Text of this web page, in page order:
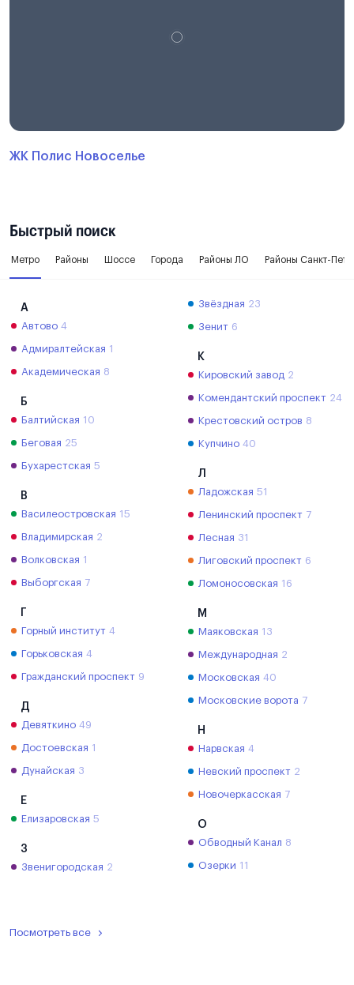
ЖК Полис Новоселье
Быстрый поиск
Метро Районы Шоссе Города Районы ЛО Районы Санкт-
А
Автово 4
Адмиралтейская 1
Академическая 8
Б
Балтийская 10
Беговая 25
Бухарестская 5
В
Василеостровская 15
Владимирская 2
Волковская 1
Выборгская 7
Г
Горный институт 4
Горьковская 4
Гражданский проспект 9
Д
Девяткино 49
Достоевская 1
Дунайская 3
Е
Елизаровская 5
З
Звенигородская 2
Звёздная 23
Зенит 6
К
Кировский завод 2
Комендантский проспект 24
Крестовский остров 8
Купчино 40
Л
Ладожская 51
Ленинский проспект 7
Лесная 31
Лиговский проспект 6
Ломоносовская 16
М
Маяковская 13
Международная 2
Московская 40
Московские ворота 7
Н
Нарвская 4
Невский проспект 2
Новочеркасская 7
О
Обводный Канал 8
Озерки 11
Посмотреть все